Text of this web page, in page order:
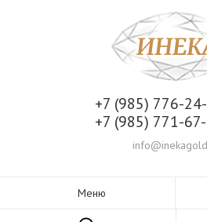
+7 (985) 776-
+7 (985) 771-
Меню